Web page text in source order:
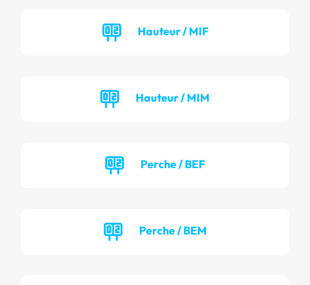
Hauteur / MIF
Hauteur / MIM
Perche / BEF
Perche / BEM